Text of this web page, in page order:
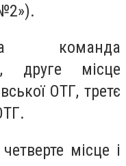
команда
друге місце
ОТГ, третє
місце і